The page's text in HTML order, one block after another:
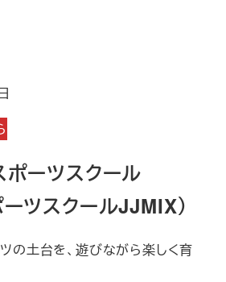
ポーツスクール
ツスクールJJMIX）
の土台を、遊びながら楽しく育